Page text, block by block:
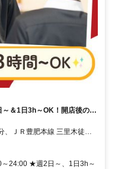
＆1日3h～OK！開店後の接
、ＪＲ豊肥本線 三里木徒歩
～24:00 ★週2日～、1日3h～